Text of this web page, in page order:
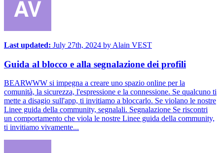
Last updated: July 27th, 2024 by Alain VEST
Guida al blocco e alla segnalazione dei profili
BEARWWW si impegna a creare uno spazio online per la
comunità, la sicurezza, l'espressione e la connessione. Se qualcuno ti
mette a disagio sull'app, ti invitiamo a bloccarlo. Se violano le nostre
Linee guida della community, segnalali. Segnalazione Se riscontri
un comportamento che viola le nostre Linee guida della community,
ti invitiamo vivamente...